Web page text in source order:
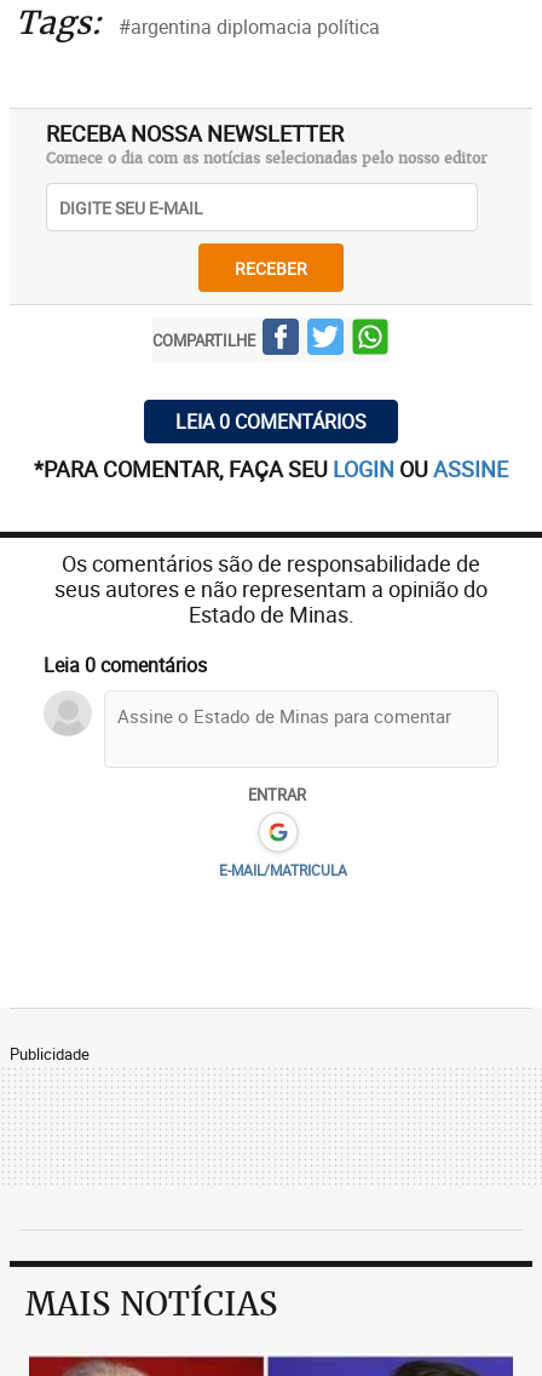
Tags: #argentina diplomacia política
RECEBA NOSSA NEWSLETTER
Comece o dia com as notícias selecionadas pelo nosso editor
RECEBER
COMPARTILHE
LEIA 0 COMENTÁRIOS
*PARA COMENTAR, FAÇA SEU LOGIN OUASSINE
Os comentários são de responsabilidade de
seus autores e não representam a opinião do
Estado de Minas.
Leia 0 comentários
ENTRAR
E-MAIL/MATRICULA
Publicidade
MAIS NOTÍCIAS